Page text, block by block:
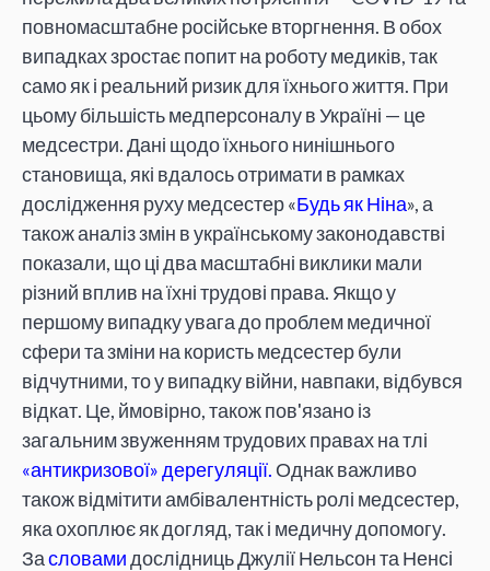
повномасштабне російське вторгнення. В обох
випадках зростає попит на роботу медиків, так
само як і реальний ризик для їхнього життя. При
цьому більшість медперсоналу в Україні — це
медсестри. Дані щодо їхнього нинішнього
становища, які вдалось отримати в рамках
дослідження руху медсестер «Будь як Ніна», а
також аналіз змін в українському законодавстві
показали, що ці два масштабні виклики мали
різний вплив на їхні трудові права. Якщо у
першому випадку увага до проблем медичної
сфери та зміни на користь медсестер були
відчутними, то у випадку війни, навпаки, відбувся
відкат. Це, ймовірно, також пов'язано із
загальним звуженням трудових правах на тлі
«антикризової» дерегуляції. Однак важливо
також відмітити амбівалентність ролі медсестер,
яка охоплює як догляд, так і медичну допомогу.
Засловамидослідниць Джулії Нельсон та Ненсі